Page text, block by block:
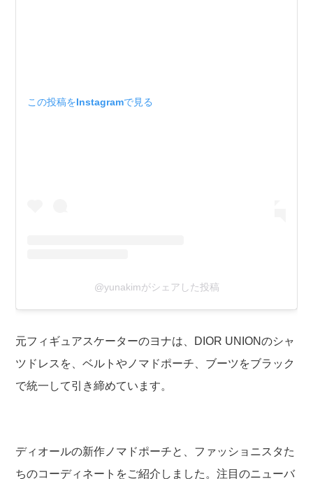
この投稿をInstagramで見る
@yunakimがシェアした投稿
元フィギュアスケーターのヨナは、DIOR UNIONのシャ
ツドレスを、ベルトやノマドポーチ、ブーツをブラック
で統一して引き締めています。
ディオールの新作ノマドポーチと、ファッショニスタた
ちのコーディネートをご紹介しました。注目のニューバ